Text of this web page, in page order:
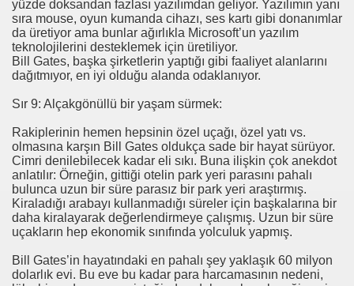
yüzde doksandan fazlası yazılımdan geliyor. Yazılımın yanı
sıra mouse, oyun kumanda cihazı, ses kartı gibi donanımlar
da üretiyor ama bunlar ağırlıkla Microsoft’un yazılım
teknolojilerini desteklemek için üretiliyor.
Bill Gates, başka şirketlerin yaptığı gibi faaliyet alanlarını
dağıtmıyor, en iyi olduğu alanda odaklanıyor.
Sır 9: Alçakgönüllü bir yaşam sürmek:
Rakiplerinin hemen hepsinin özel uçağı, özel yatı vs.
olmasına karşın Bill Gates oldukça sade bir hayat sürüyor.
Cimri denilebilecek kadar eli sıkı. Buna ilişkin çok anekdot
anlatılır: Örneğin, gittiği otelin park yeri parasını pahalı
bulunca uzun bir süre parasız bir park yeri araştırmış.
Kiraladığı arabayı kullanmadığı süreler için başkalarına bir
daha kiralayarak değerlendirmeye çalışmış. Uzun bir süre
uçakların hep ekonomik sınıfında yolculuk yapmış.
Bill Gates’in hayatındaki en pahalı şey yaklaşık 60 milyon
dolarlık evi. Bu eve bu kadar para harcamasının nedeni,